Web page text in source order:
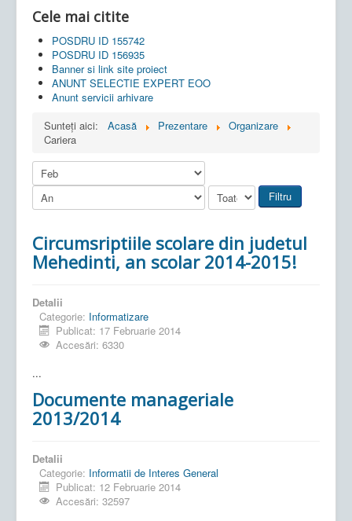
Cele mai citite
POSDRU ID 155742
POSDRU ID 156935
Banner si link site proiect
ANUNT SELECTIE EXPERT EOO
Anunt servicii arhivare
Sunteți aici:
Acasă Prezentare
Organizare
Cariera
Filtru
Circumsriptiile scolare din judetul
Mehedinti, an scolar 2014-2015!
Detalii
Categorie: Informatizare
Publicat: 17 Februarie 2014
Accesări: 6330
...
Documente manageriale
2013/2014
Detalii
Categorie: Informatii de Interes General
Publicat: 12 Februarie 2014
Accesări: 32597